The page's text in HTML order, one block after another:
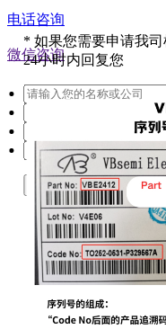
电话咨询
微信咨询
* 如果您需要申请我
24小时内回复您
提交